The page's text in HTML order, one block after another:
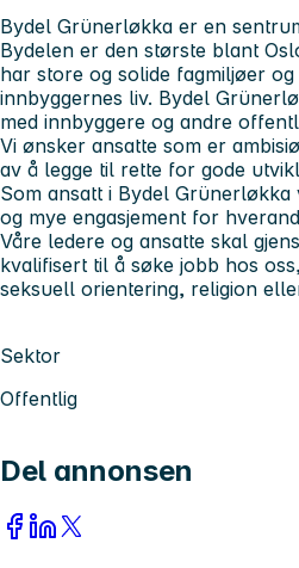
Bydel Grünerløkka er en
Bydelen er den største blant
har store og solide fagmiljøer
innbyggernes liv. Bydel
med innbyggere og andre
Vi ønsker ansatte som er
av å legge til rette for gode
Som ansatt i Bydel
og mye engasjement for
Våre ledere og ansatte skal
kvalifisert til å søke jobb hos
seksuell orientering, religion
Sektor
Offentlig
Del annonsen